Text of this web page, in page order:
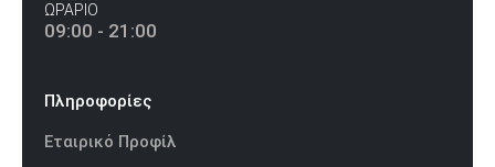
ΩΡΑΡΙΟ
09:00 - 21:00
Πληροφορίες
Εταιρικό Προφίλ